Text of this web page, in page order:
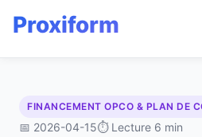
FINANCEMENT OPCO & PLAN DE
📅 2026-04-15⏱ Lecture 6 min